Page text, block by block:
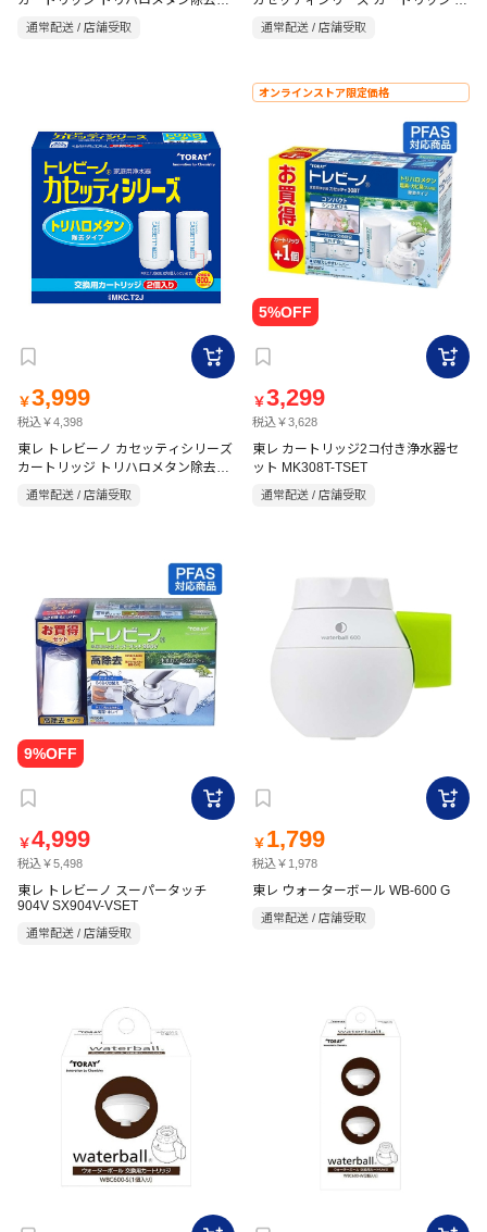
イプ2P STC.T2J
通常配送 / 店舗受取
除去タイプ MKC.XJ
通常配送 / 店舗受取
￥3,999
税込￥4,398
東レ トレビーノ カセッティシリーズ
カートリッジ トリハロメタン除去タ
イプ2P MKC.T2J
通常配送 / 店舗受取
オンラインストア限定価格
￥3,299
税込￥3,628
東レ カートリッジ2コ付き浄水器セ
ット MK308T-TSET
通常配送 / 店舗受取
￥4,999
税込￥5,498
東レ トレビーノ スーパータッチ
904V SX904V-VSET
通常配送 / 店舗受取
￥ 1,799
税込￥1,978
東レ ウォーターボール WB-600 G
通常配送 / 店舗受取